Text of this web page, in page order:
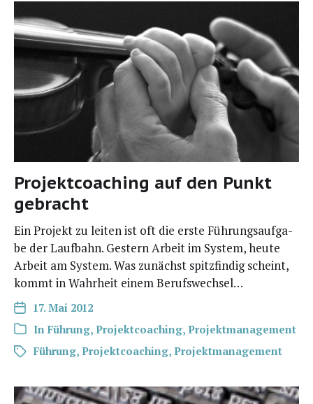
Projektcoaching auf den Punkt
gebracht
Ein Pro­jekt zu lei­ten ist oft die ers­te Füh­rungs­auf­ga­
be der Lauf­bahn. Ges­tern Arbeit im Sys­tem, heu­te
Arbeit am Sys­tem. Was zunächst spitz­fin­dig scheint,
kommt in Wahr­heit einem Berufswechsel…
17. Mai 2012
In Führung, Projektcoaching, Projektmanagement
Führung, Projektcoaching, Projektmanagement